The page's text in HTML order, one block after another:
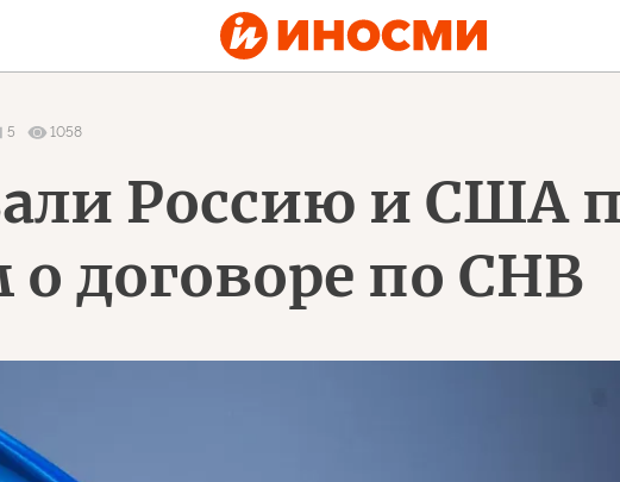
5 1058
Россию и США
о договоре по СНВ